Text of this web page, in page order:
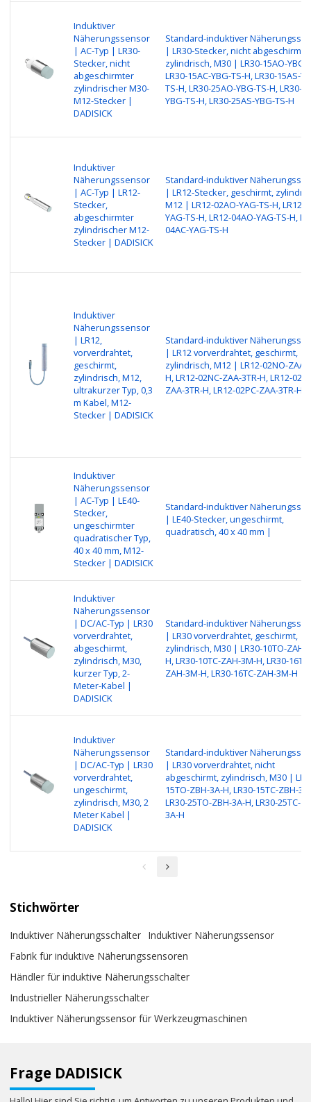
Induktiver
Näherungssensor
| AC-Typ | LR30-
Stecker, nicht
abgeschirmter
zylindrischer M30-
M12-Stecker |
DADISICK
Standard-induktiver
| LR30-Stecker, nicht abgeschirmt,
zylindrisch, M30 | LR30-15AO-YBG-
LR30-15AC-YBG-TS-H, LR30-15AS-
TS-H, LR30-25AO-YBG-TS-H, LR30-
YBG-TS-H, LR30-25AS-YBG-TS-H
Induktiver
Näherungssensor
| AC-Typ | LR12-
Stecker,
abgeschirmter
zylindrischer M12-
Stecker | DADISICK
Standard-induktiver
| LR12-Stecker, geschirmt,
M12 | LR12-02AO-YAG-TS-H, LR12-
YAG-TS-H, LR12-04AO-YAG-TS-H,
04AC-YAG-TS-H
Induktiver
Näherungssensor
| LR12,
vorverdrahtet,
geschirmt,
zylindrisch, M12,
ultrakurzer Typ, 0,3
m Kabel, M12-
Stecker | DADISICK
Standard-induktiver
| LR12 vorverdrahtet, geschirmt,
zylindrisch, M12 | LR12-02NO-ZAA-
H, LR12-02NC-ZAA-3TR-H, LR12-
ZAA-3TR-H, LR12-02PC-ZAA-3TR-H
Induktiver
Näherungssensor
| AC-Typ | LE40-
Stecker,
ungeschirmter
quadratischer Typ,
40 x 40 mm, M12-
Stecker | DADISICK
Standard-induktiver
| LE40-Stecker, ungeschirmt,
quadratisch, 40 x 40 mm |
Induktiver
Näherungssensor
| DC/AC-Typ | LR30
vorverdrahtet,
abgeschirmt,
zylindrisch, M30,
kurzer Typ, 2-
Meter-Kabel |
DADISICK
Standard-induktiver
| LR30 vorverdrahtet, geschirmt,
zylindrisch, M30 | LR30-10TO-ZAH-
H, LR30-10TC-ZAH-3M-H, LR30-
ZAH-3M-H, LR30-16TC-ZAH-3M-H
Induktiver
Näherungssensor
| DC/AC-Typ | LR30
vorverdrahtet,
ungeschirmt,
zylindrisch, M30, 2
Meter Kabel |
DADISICK
Standard-induktiver
| LR30 vorverdrahtet, nicht
abgeschirmt, zylindrisch, M30 |
15TO-ZBH-3A-H, LR30-15TC-ZBH-
LR30-25TO-ZBH-3A-H, LR30-25TC-
3A-H
Stichwörter
Induktiver Näherungsschalter Induktiver Näherungssensor
Fabrik für induktive Näherungssensoren
Händler für induktive Näherungsschalter
Industrieller Näherungsschalter
Induktiver Näherungssensor für Werkzeugmaschinen
Frage DADISICK